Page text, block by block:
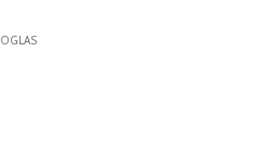
OGLAS